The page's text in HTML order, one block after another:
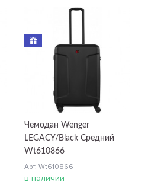
Чемодан Wenger
LEGACY/Black Средний
Wt610866
Арт. Wt610866
в наличии